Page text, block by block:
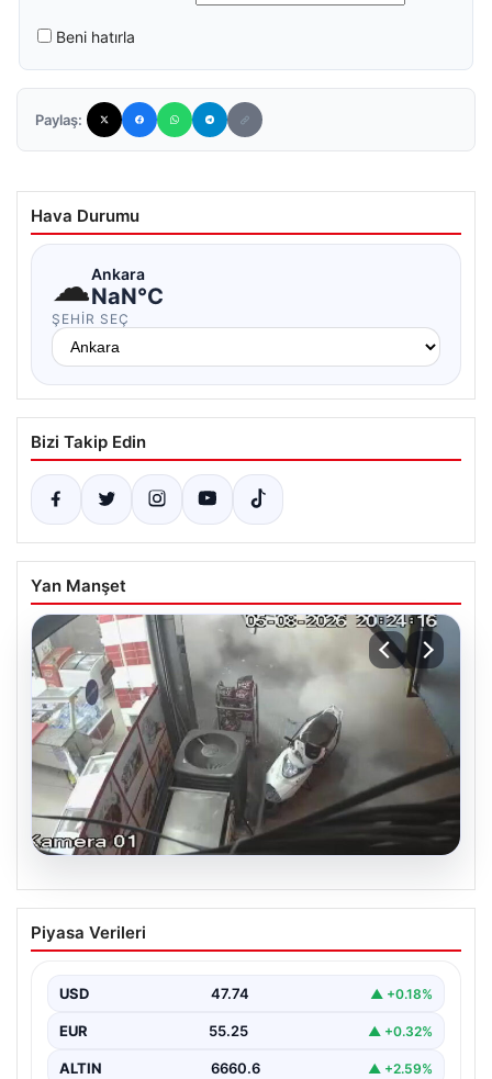
Beni hatırla
Paylaş:
Hava Durumu
☁Ankara
NaN°C
ŞEHIR SEÇ
Bizi Takip Edin
Yan Manşet
06.08.2026
Bahçelievler’de Tahliye Edilen Binanın
Çöküşü ve Ardından Alınan Önlemler
yaşanan olay, Yenibosna Merkez Mahallesi Taşova
Sokak'ta bulunan dört…
Piyasa Verileri
USD 47.74 ▲ +0.18%
EUR 55.25 ▲ +0.32%
ALTIN 6660.6 ▲ +2.59%